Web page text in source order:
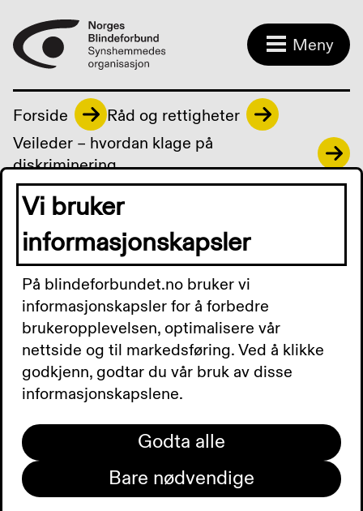
Meny
Forside
Råd og rettigheter
Veileder – hvordan klage på
diskriminering
Hva kan du gjøre
hvis du er usikker
på hva som er feil?
Hva kan du gjøre for å undersøke om det er
appen eller nettsida som inneholder feil? Her
får du noen tips.
Sjekk om du får andre nettsider til å
fungere med samme utstyr og
Vi bruker
informasjonskapsler
På blindeforbundet.no bruker vi
informasjonskapsler for å forbedre
brukeropplevelsen, optimalisere vår
nettside og til markedsføring. Ved å klikke
godkjenn, godtar du vår bruk av disse
informasjonskapslene.
Godta alle
Bare nødvendige